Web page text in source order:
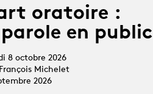
oratoire :
en public
8 octobre 2026
Michelet
2026